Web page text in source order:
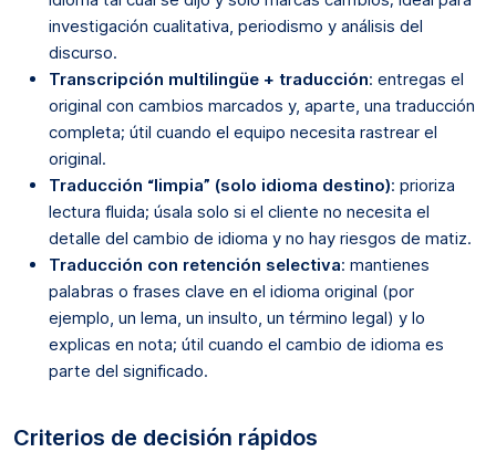
investigación cualitativa, periodismo y análisis del
discurso.
Transcripción multilingüe + traducción: entregas el
original con cambios marcados y, aparte, una traducción
completa; útil cuando el equipo necesita rastrear el
original.
Traducción “limpia” (solo idioma destino): prioriza
lectura fluida; úsala solo si el cliente no necesita el
detalle del cambio de idioma y no hay riesgos de matiz.
Traducción con retención selectiva: mantienes
palabras o frases clave en el idioma original (por
ejemplo, un lema, un insulto, un término legal) y lo
explicas en nota; útil cuando el cambio de idioma es
parte del significado.
Criterios de decisión rápidos